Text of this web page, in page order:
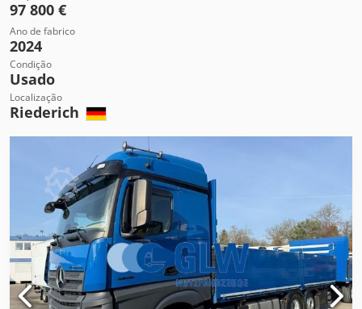
97 800 €
Ano de fabrico
2024
Condição
Usado
Localização
Riederich